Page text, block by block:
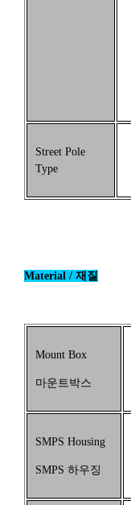
Street Pole
Type
Material / 재질
Mount Box
마운트박스
SMPS Housing
SMPS 하우징